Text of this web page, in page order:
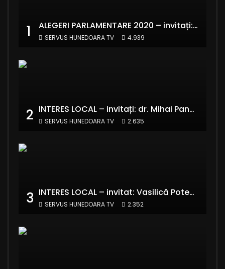
1 ALEGERI PARLAMENTARE 2020 – invitați: Ionela Florea și Emanuel Valentin Crișan – RE:Start România
SERVUS HUNEDOARA TV 4.939
2 INTERES LOCAL – invitați: dr. Mihai Panaitescu – Manager Teatrul de Artă Deva și Alexandru Grecu
SERVUS HUNEDOARA TV 2.635
3 INTERES LOCAL – invitat: Vasilică Potecă – Senator PNL Hunedoara
SERVUS HUNEDOARA TV 2.352